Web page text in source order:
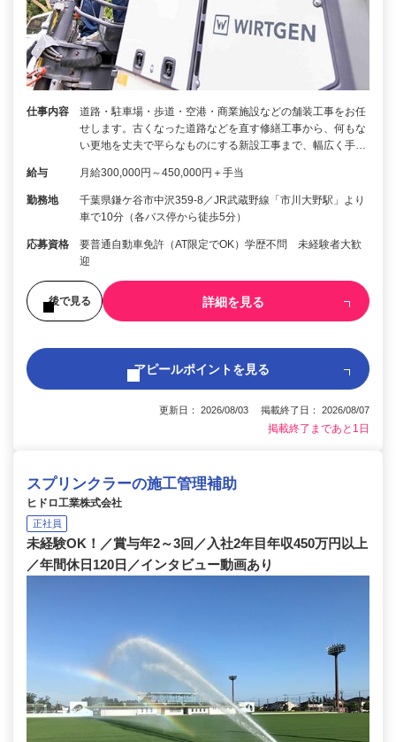
仕事内容
道路・駐車場・歩道・空港・商業施設などの舗装工事をお任
せします。古くなった道路などを直す修繕工事から、何もな
い更地を丈夫で平らなものにする新設工事まで、幅広く手…
給与 月給300,000円～450,000円＋手当
勤務地
千葉県鎌ケ谷市中沢359-8／JR武蔵野線「市川大野駅」より
車で10分（各バス停から徒歩5分）
応募資格
要普通自動車免許（AT限定でOK）学歴不問 未経験者大歓
迎
後で見る 詳細を見る
アピールポイントを見る
更新日： 2026/08/03 掲載終了日： 2026/08/07
掲載終了まであと1日
スプリンクラーの施工管理補助
ヒドロ工業株式会社
正社員
未経験OK！／賞与年2～3回／入社2年目年収450万円以上
／年間休日120日／インタビュー動画あり